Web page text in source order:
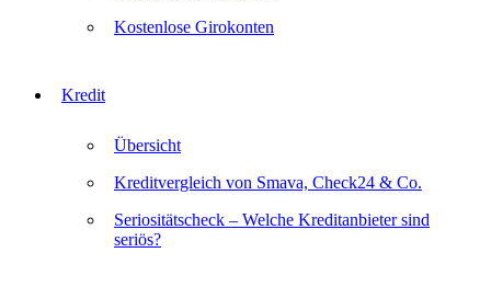
Kostenlose Girokonten
Kredit
Übersicht
Kreditvergleich von Smava, Check24 & Co.
Seriositätscheck – Welche Kreditanbieter sind
seriös?